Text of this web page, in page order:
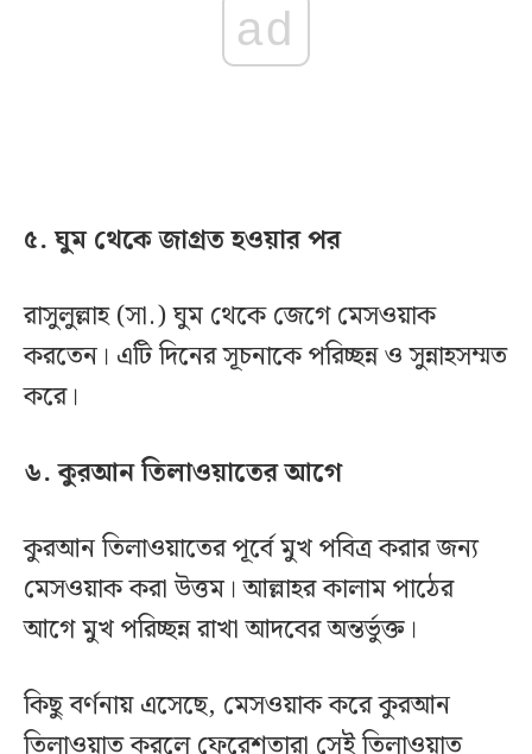
ad
৫. ঘুম থেকে জাগ্রত হওয়ার পর
রাসুলুল্লাহ (সা.) ঘুম থেকে জেগে মেসওয়াক
করতেন। এটি দিনের সূচনাকে পরিচ্ছন্ন ও সুন্নাহসম্মত
করে।
৬. কুরআন তিলাওয়াতের আগে
কুরআন তিলাওয়াতের পূর্বে মুখ পবিত্র করার জন্য
মেসওয়াক করা উত্তম। আল্লাহর কালাম পাঠের
আগে মুখ পরিচ্ছন্ন রাখা আদবের অন্তর্ভুক্ত।
কিছু বর্ণনায় এসেছে, মেসওয়াক করে কুরআন